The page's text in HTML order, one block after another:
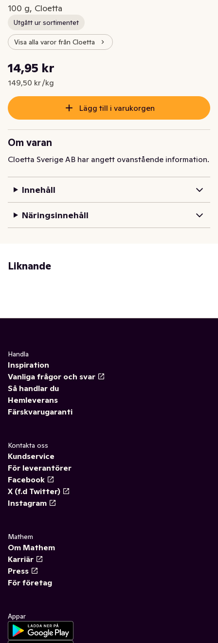
100 g, Cloetta
Utgått ur sortimentet
Visa alla varor från Cloetta
Nuvarande pris är: 14,95 kr
14,95 kr
149,50 kr /kg
Styckpris: 149,50 kr /kg
Lägg till i varukorgen
Om varan
Cloetta Sverige AB har angett ovanstående information.
Innehåll
Näringsinnehåll
Liknande
Handla
Inspiration
Vanliga frågor och svar
Så handlar du
Hemleverans
Färskvarugaranti
Kontakta oss
Kundservice
För leverantörer
Facebook
X (f.d Twitter)
Instagram
Mathem
Om Mathem
Karriär
Press
För företag
Appar